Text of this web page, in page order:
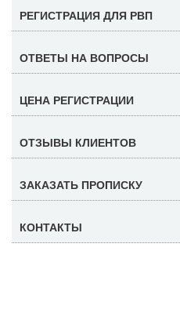
РЕГИСТРАЦИЯ ДЛЯ РВП
ОТВЕТЫ НА ВОПРОСЫ
ЦЕНА РЕГИСТРАЦИИ
ОТЗЫВЫ КЛИЕНТОВ
ЗАКАЗАТЬ ПРОПИСКУ
КОНТАКТЫ